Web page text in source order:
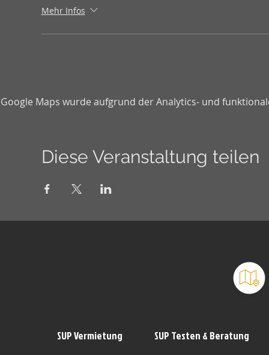
Mehr Infos
Google Maps wurde aufgrund der Analytics- und
Diese Veranstaltung teilen
SUP Vermietung SUP Testen & Beratung